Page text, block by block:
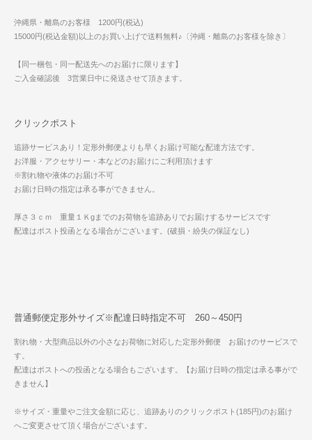
沖縄県・離島のお客様 1200円(税込)
15000円(税込金額)以上のお買い上げで送料無料♪〔沖縄・離島のお客様を除き〕
【同一梱包・同一配送先へのお届けに限ります】
ご入金確認後 3営業日中に発送させて頂きます。
クリックポスト
追跡サービスあり！定形外郵便よりも早くお届け可能な配達方法です。
お洋服・アクセサリー・本などのお届けにご利用頂けます
※割れ物や液体のお届け不可
お届け日時の指定は承る事ができません。
厚さ３ｃｍ 重量１Ｋgまでのお荷物を追跡ありでお届けするサービスです
配達はポスト投函となる場合がございます。(破損・紛失の保証なし)
普通郵便定形外サイズ※配達日時指定不可 260～450円
割れ物・大型商品以外の小さなお荷物に対応した定形外郵便 お届けのサービスで
す。
配達はポストへの投函となる場合もございます。【お届け日時の指定は承る事がで
きません】
※サイズ・重量やご注文金額に応じ、追跡ありのクリックポスト(185円)のお届け
へご変更させて頂く場合がございます。